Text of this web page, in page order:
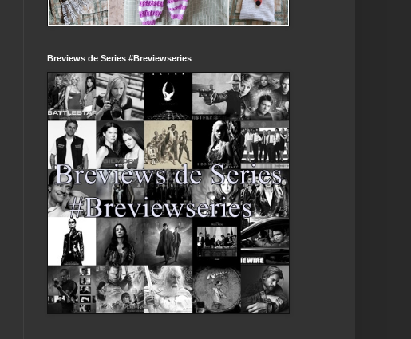
Breviews de Series #Breviewseries